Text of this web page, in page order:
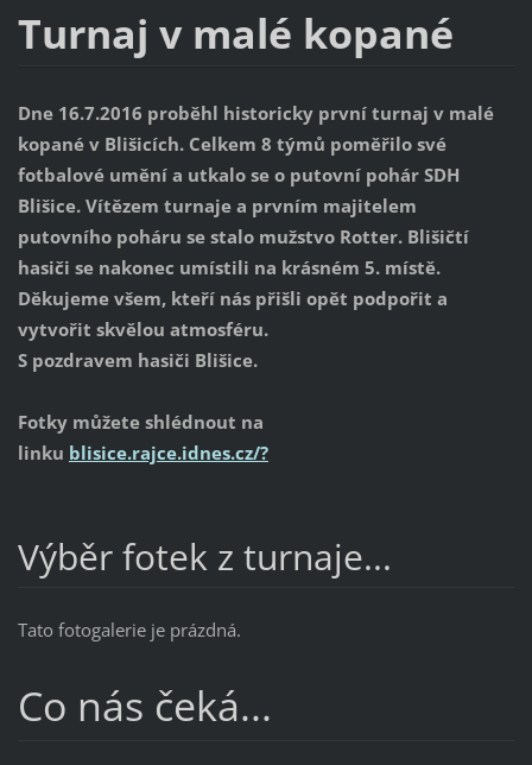
Turnaj v malé kopané
Dne 16.7.2016 proběhl historicky první turnaj v malé
kopané v Blišicích. Celkem 8 týmů poměřilo své
fotbalové umění a utkalo se o putovní pohár SDH
Blišice. Vítězem turnaje a prvním majitelem
putovního poháru se stalo mužstvo Rotter. Blišičtí
hasiči se nakonec umístili na krásném 5. místě.
Děkujeme všem, kteří nás přišli opět podpořit a
vytvořit skvělou atmosféru.
S pozdravem hasiči Blišice.
Fotky můžete shlédnout na
linku blisice.rajce.idnes.cz/?
Výběr fotek z turnaje...
Tato fotogalerie je prázdná.
Co nás čeká...